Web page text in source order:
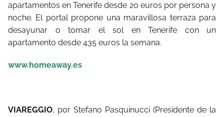
apartamentos en Tenerife desde 20 euros por persona y
noche. El portal propone una maravillosa terraza para
desayunar o tomar el sol en Tenerife con un
apartamento desde 435 euros la semana.
www.homeaway.es
VIAREGGIO, por Stefano Pasquinucci (Presidente de la